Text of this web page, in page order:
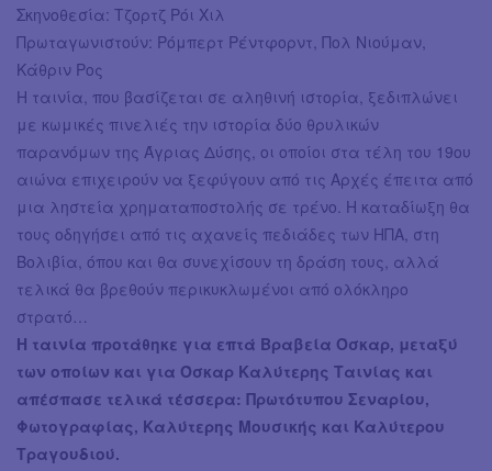
Σκηνοθεσία: Τζορτζ Ρόι Χιλ
Πρωταγωνιστούν: Ρόμπερτ Ρέντφορντ, Πολ Νιούμαν,
Κάθριν Ρος
Η ταινία, που βασίζεται σε αληθινή ιστορία, ξεδιπλώνει
με κωμικές πινελιές την ιστορία δύο θρυλικών
παρανόμων της Άγριας Δύσης, οι οποίοι στα τέλη του 19ου
αιώνα επιχειρούν να ξεφύγουν από τις Αρχές έπειτα από
μια ληστεία χρηματαποστολής σε τρένο. Η καταδίωξη θα
τους οδηγήσει από τις αχανείς πεδιάδες των ΗΠΑ, στη
Βολιβία, όπου και θα συνεχίσουν τη δράση τους, αλλά
τελικά θα βρεθούν περικυκλωμένοι από ολόκληρο
στρατό…
Η ταινία προτάθηκε για επτά Βραβεία Όσκαρ, μεταξύ
των οποίων και για Όσκαρ Καλύτερης Ταινίας και
απέσπασε τελικά τέσσερα: Πρωτότυπου Σεναρίου,
Φωτογραφίας, Καλύτερης Μουσικής και Καλύτερου
Τραγουδιού.